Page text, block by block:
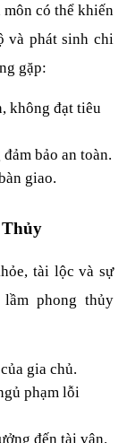
có thể khiến
và phát sinh chi
gặp:
không đạt tiêu
bảo an toàn.
giao.
tài lộc và sự
phong thủy
gia chủ.
phạm lỗi
đến tài vận.